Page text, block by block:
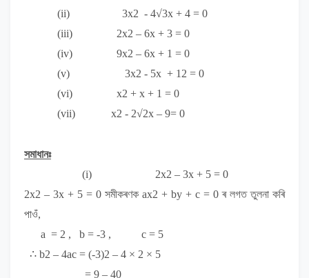
(ii)
3x2 - 4√3x + 4 = 0
(iii)
2x2 – 6x + 3 = 0
(iv)
9x2 – 6x + 1 = 0
(v)
3x2 - 5x + 12 = 0
(vi)
x2 + x + 1 = 0
(vii)
x2 - 2√2x – 9= 0
সমাধানঃ
(i)
2x2 – 3x + 5 = 0
2x2 – 3x + 5 = 0 সমীকৰণক ax2 + by + c = 0ৰ লগত তুলনা কৰি
পাওঁ,
a = 2 , b = -3 , c = 5
∴ b2 – 4ac = (-3)2 – 4 × 2 × 5
= 9 – 40